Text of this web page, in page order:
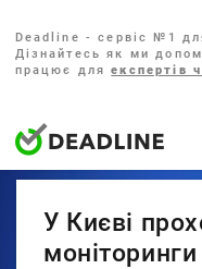
Deadline - сервіс №1
Дізнайтесь як ми
працює дляекспертів
У Києві